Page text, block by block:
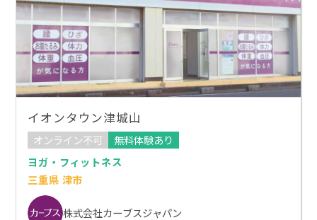
イオンタウン津城山
オンライン不可
無料体験あり
ヨガ・フィットネス
三重県 津市
株式会社カーブスジャパン